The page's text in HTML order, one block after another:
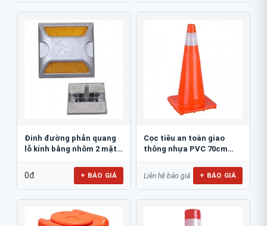
Đinh đường phản quang
lỗ kính bằng nhôm 2 mặt
0đ + BÁO GIÁ
Cọc tiêu an toàn giao
thông nhựa PVC 70cm
Liên hệ báo giá + BÁO GIÁ